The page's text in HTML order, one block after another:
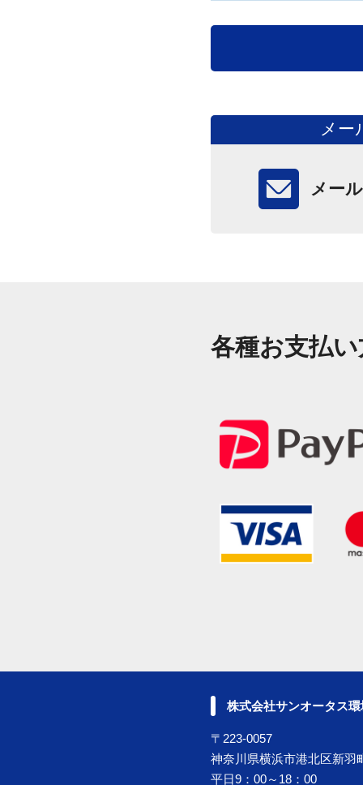
メー
メー
各種お支払
株式会社サンオータス
〒223-0057
神奈川県横浜市港北区新羽
平日9：00～18：00